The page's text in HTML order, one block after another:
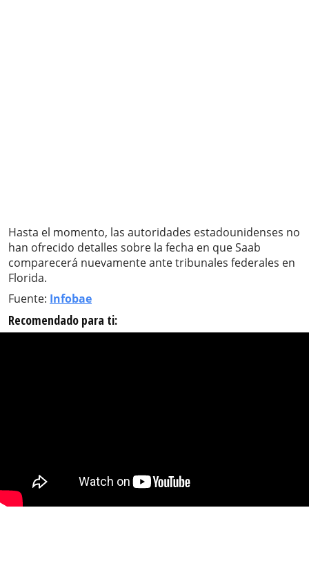
Hasta el momento, las autoridades estadounidenses no
han ofrecido detalles sobre la fecha en que Saab
comparecerá nuevamente ante tribunales federales en
Florida.
Fuente: Infobae
Recomendado para ti: